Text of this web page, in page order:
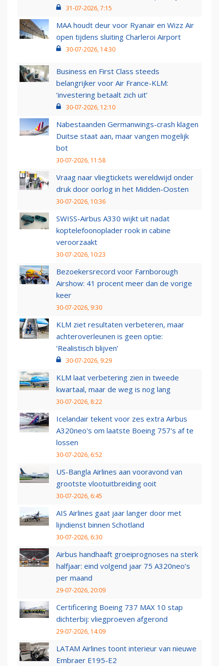
31-07-2026, 7:15
MAA houdt deur voor Ryanair en Wizz Air
open tijdens sluiting Charleroi Airport
30-07-2026, 14:30
Business en First Class steeds
belangrijker voor Air France-KLM:
‘investering betaalt zich uit’
30-07-2026, 12:10
Nabestaanden Germanwings-crash klagen
Duitse staat aan, maar vangen mogelijk
bot
30-07-2026, 11:58
Vraag naar vliegtickets wereldwijd onder
druk door oorlog in het Midden-Oosten
30-07-2026, 10:36
SWISS-Airbus A330 wijkt uit nadat
koptelefoonoplader rook in cabine
veroorzaakt
30-07-2026, 10:23
Bezoekersrecord voor Farnborough
Airshow: 41 procent meer dan de vorige
keer
30-07-2026, 9:30
KLM ziet resultaten verbeteren, maar
achteroverleunen is geen optie:
‘Realistisch blijven’
30-07-2026, 9:29
KLM laat verbetering zien in tweede
kwartaal, maar de weg is nog lang
30-07-2026, 8:22
Icelandair tekent voor zes extra Airbus
A320neo's om laatste Boeing 757's af te
lossen
30-07-2026, 6:52
US-Bangla Airlines aan vooravond van
grootste vlootuitbreiding ooit
30-07-2026, 6:45
AIS Airlines gaat jaar langer door met
lijndienst binnen Schotland
30-07-2026, 6:30
Airbus handhaaft groeiprognoses na sterk
halfjaar: eind volgend jaar 75 A320neo’s
per maand
29-07-2026, 20:09
Certificering Boeing 737 MAX 10 stap
dichterbij: vliegproeven afgerond
29-07-2026, 14:09
LATAM Airlines toont interieur van nieuwe
Embraer E195-E2